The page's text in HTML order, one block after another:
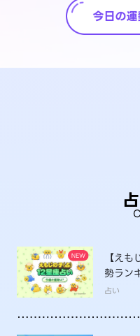
【え
勢ラン
は？
占い